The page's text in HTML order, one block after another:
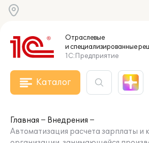
Отраслевые
и специализированные
1С:Предприятие
Каталог
Главная
Внедрения
Автоматизация расчета зарплаты и